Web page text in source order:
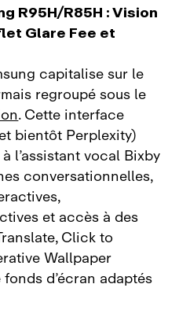
R95H/R85H : Vision
Glare Fee et
capitalise sur le
regroupé sous le
. Cette interface
bientôt Perplexity)
l’assistant vocal Bixby
conversationnelles,
et accès à des
Click to
Wallpaper
d’écran adaptés